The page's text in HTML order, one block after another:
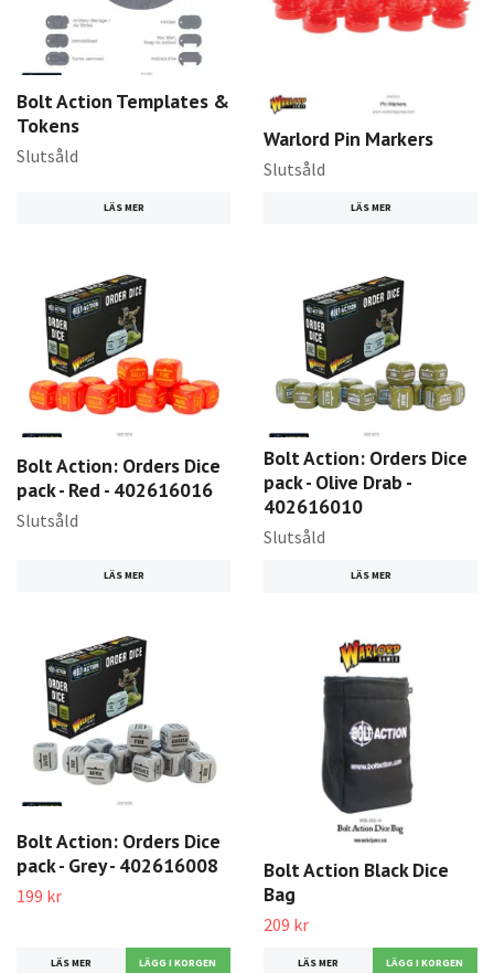
Bolt Action Templates &
Tokens
Slutsåld
LÄS MER
Warlord Pin Markers
Slutsåld
LÄS MER
Bolt Action: Orders Dice
pack - Red - 402616016
Slutsåld
LÄS MER
Bolt Action: Orders Dice
pack - Olive Drab -
402616010
Slutsåld
LÄS MER
Bolt Action: Orders Dice
pack - Grey - 402616008
199 kr
LÄS MER
Bolt Action Black Dice
Bag
209 kr
LÄS MER